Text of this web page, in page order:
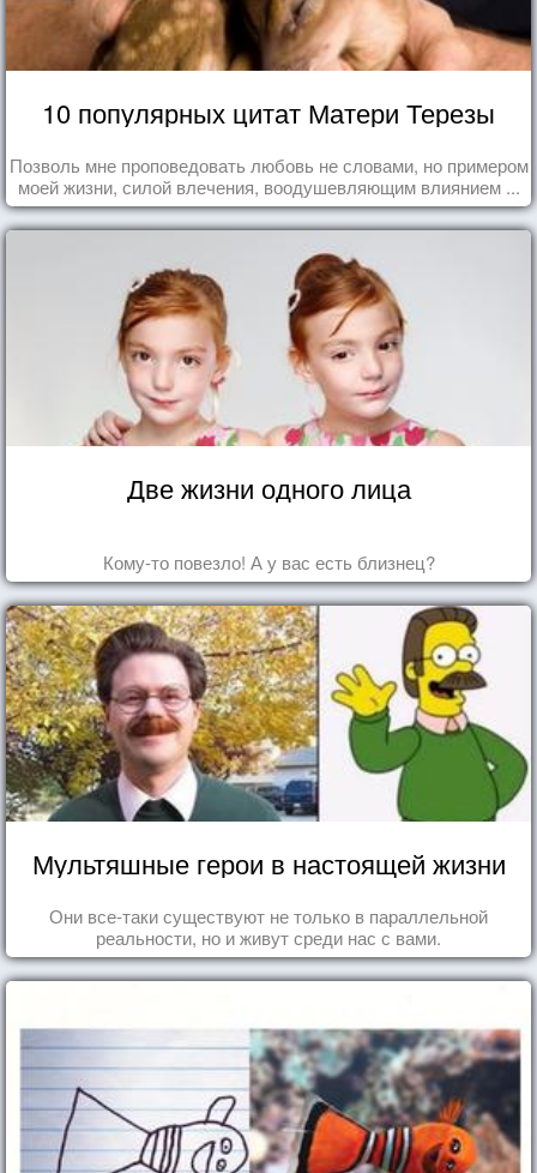
10 популярных цитат Матери Терезы
Позволь мне проповедовать любовь не словами, но примером
моей жизни, силой влечения, воодушевляющим влиянием ...
Две жизни одного лица
Кому-то повезло! А у вас есть близнец?
Мультяшные герои в настоящей жизни
Они все-таки существуют не только в параллельной
реальности, но и живут среди нас с вами.